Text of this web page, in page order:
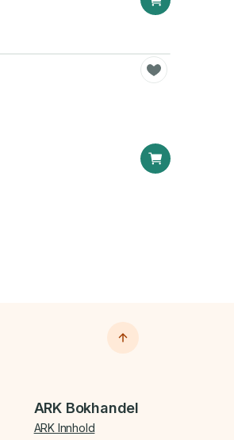
ARK Bokhandel
ARK Innhold